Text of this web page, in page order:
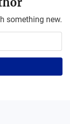
something new.